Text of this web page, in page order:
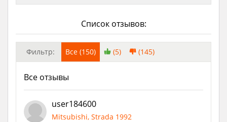
Список отзывов:
Фильтр: Все (150) (5) (145)
Все отзывы
user184600
Mitsubishi, Strada 1992